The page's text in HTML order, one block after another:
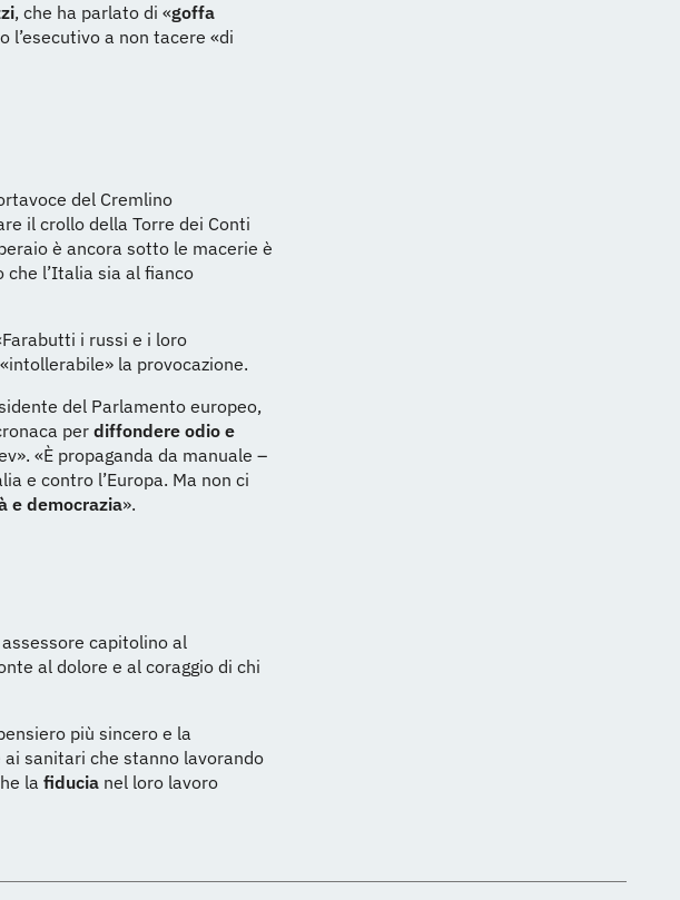
, che ha parlato di «goffa
a non tacere «di
del Cremlino
il crollo della Torre dei Conti
è ancora sotto le macerie è
che l’Italia sia al fianco
i russi e i loro
la provocazione.
del Parlamento europeo,
per diffondere odio e
«È propaganda da manuale –
e contro l’Europa. Ma non ci
e democrazia».
assessore capitolino al
al dolore e al coraggio di chi
più sincero e la
ai sanitari che stanno lavorando
la fiducia nel loro lavoro